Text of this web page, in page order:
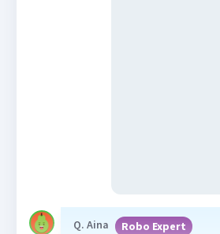
Q. Aina Robo Expert